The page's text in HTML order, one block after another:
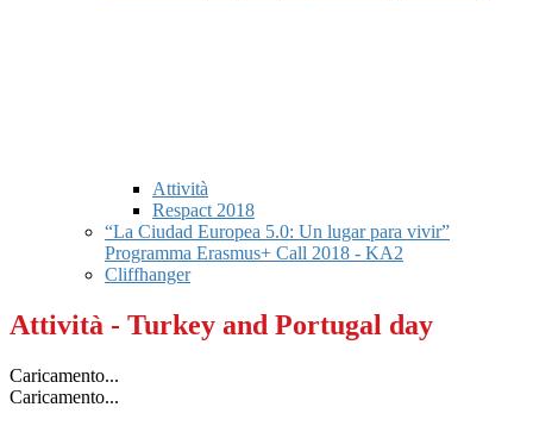
Attività
Respact 2018
“La Ciudad Europea 5.0: Un lugar para vivir”
Programma Erasmus+ Call 2018 - KA2
Cliffhanger
Attività - Turkey and Portugal day
Caricamento...
Caricamento...